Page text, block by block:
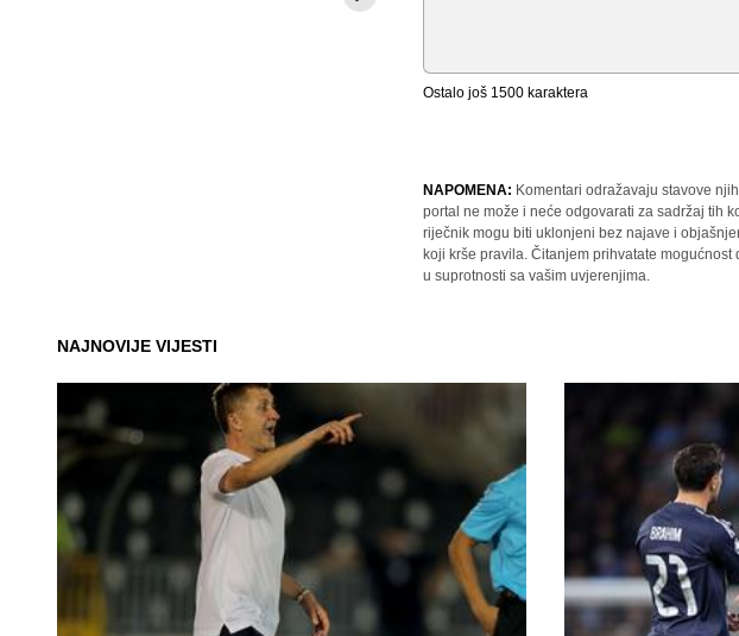
Ostalo još 1500 karaktera
NAPOMENA: Komentari odražavaju stavove
portal ne može i neće odgovarati za sadržaj tih
riječnik mogu biti uklonjeni bez najave i
koji krše pravila. Čitanjem prihvatate
u suprotnosti sa vašim uvjerenjima.
NAJNOVIJE VIJESTI